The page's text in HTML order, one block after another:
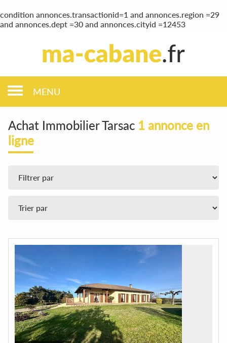
condition annonces.transactionid=1 and annonces.region =29
and annonces.dept =30 and annonces.cityid =12453
MENU
Achat Immobilier Tarsac 1 annonce en
ligne